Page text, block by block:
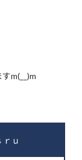
m(__)m
ｕ